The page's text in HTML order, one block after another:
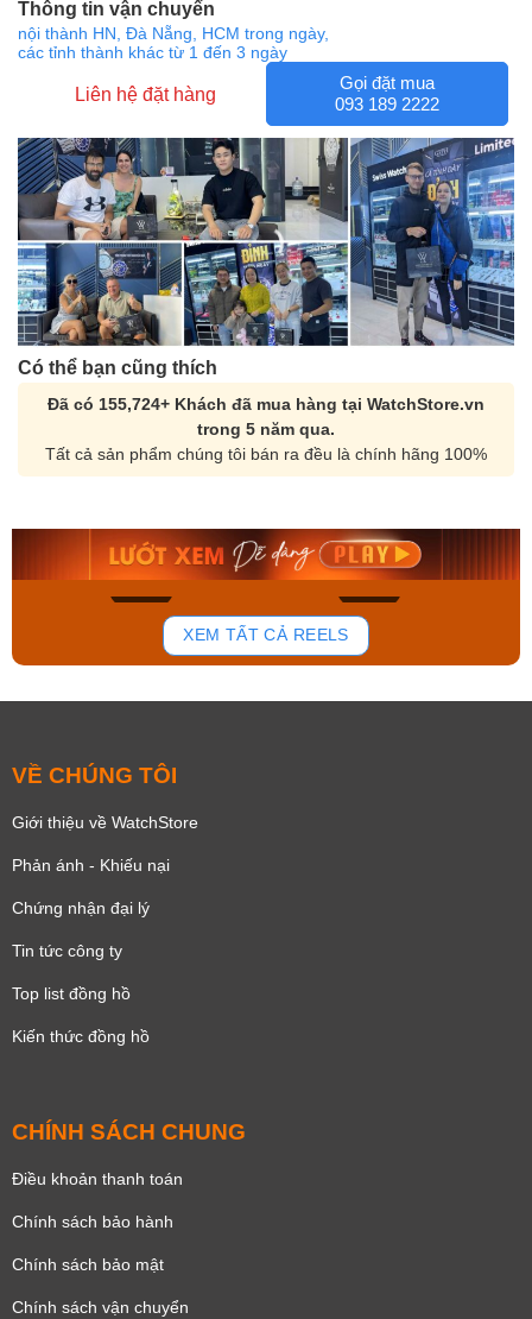
Thông tin vận chuyển
nội thành HN, Đà Nẵng, HCM trong ngày,
các tỉnh thành khác từ 1 đến 3 ngày
Liên hệ đặt hàng
Gọi đặt mua
093 189 2222
Có thể bạn cũng thích
Đã có 155,724+ Khách đã mua hàng tại WatchStore.vn
trong 5 năm qua.
Tất cả sản phẩm chúng tôi bán ra đều là chính hãng 100%
168
Orient Nam RA-
Mua ngay
Casio Nam MTS-
Mua ngay
XEM TẤT CẢ REELS
VỀ CHÚNG TÔI
Giới thiệu về WatchStore
Phản ánh - Khiếu nại
Chứng nhận đại lý
Tin tức công ty
Top list đồng hồ
Kiến thức đồng hồ
CHÍNH SÁCH CHUNG
Điều khoản thanh toán
Chính sách bảo hành
Chính sách bảo mật
Chính sách vận chuyển